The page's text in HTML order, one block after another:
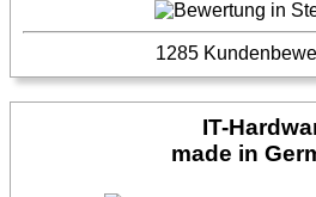
1285
IT-
made in